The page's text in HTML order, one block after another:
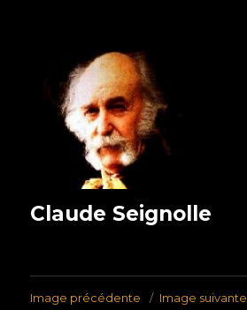
Claude Seignolle
Image précédente Image suivante